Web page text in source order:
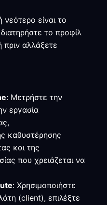
νεότερο είναι το
το προφίλ
πριν αλλάξετε
: Μετρήστε την
εργασία
καθυστέρησης
και της
που χρειάζεται να
: Χρησιμοποιήστε
(client), επιλέξτε